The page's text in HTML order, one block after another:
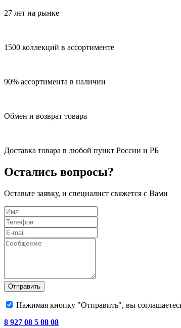
27 лет на рынке
1500 коллекций в ассортименте
90% ассортимента в наличии
Обмен и возврат товара
Доставка товара в любой пункт России и РБ
Остались вопросы?
Оставьте заявку, и специалист свяжется с Вами
Отправить
Нажимая кнопку "Отправить", вы
8 927 08 5 08 08